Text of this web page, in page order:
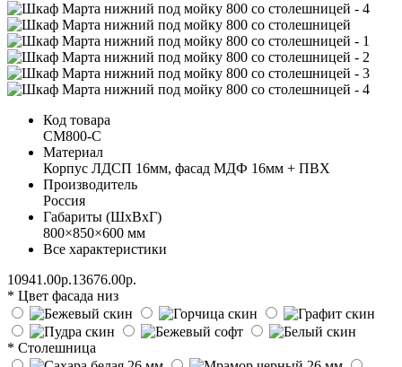
Код товара
СМ800-С
Материал
Корпус ЛДСП 16мм, фасад МДФ 16мм + ПВХ
Производитель
Россия
Габариты (ШхВхГ)
800×850×600 мм
Все характеристики
10941.00р.13676.00р.
* Цвет фасада низ
* Столешница